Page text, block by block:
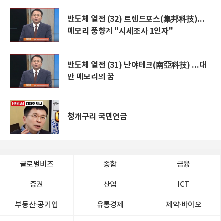
반도체 열전 (32) 트렌드포스(集邦科技)...
메모리 풍향계 "시세조사 1인자"
반도체 열전 (31) 난야테크(南亞科技) ...대
만 메모리의 꿈
청개구리 국민연금
글로벌비즈 종합 금융
증권 산업 ICT
부동산·공기업 유통경제 제약∙바이오